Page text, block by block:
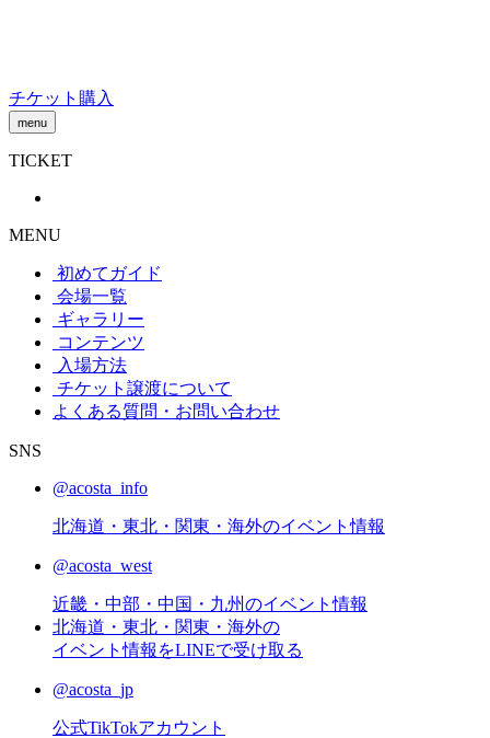
チケット購入
menu
TICKET
MENU
初めてガイド
会場一覧
ギャラリー
コンテンツ
入場方法
チケット譲渡について
よくある質問・お問い合わせ
SNS
@acosta_info
北海道・東北・関東・海外のイベント情報
@acosta_west
近畿・中部・中国・九州のイベント情報
北海道・東北・関東・海外の
イベント情報をLINEで受け取る
@acosta_jp
公式TikTokアカウント